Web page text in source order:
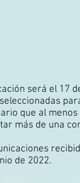
será el 17
que al
más de una
de 2022.